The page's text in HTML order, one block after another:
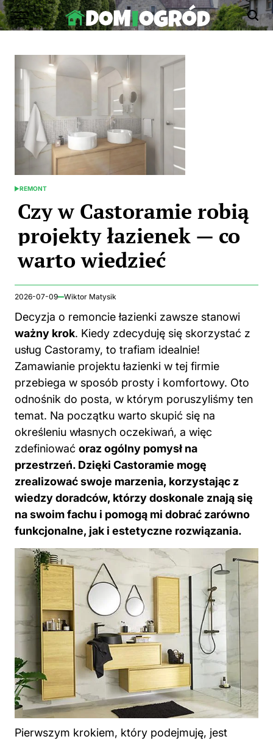
Skip
to
Ogród.edu.pl
POSTED
REMONT
Czy w Castoramie robią
projekty łazienek — co
warto wiedzieć
2026-07-09 Wiktor Matysik
Decyzja o remoncie łazienki zawsze stanowi
ważny krok. Kiedy zdecyduję się skorzystać z
usług Castoramy, to trafiam idealnie!
Zamawianie projektu łazienki w tej firmie
przebiega w sposób prosty i komfortowy. Oto
odnośnik do posta, w którym poruszyliśmy ten
temat. Na początku warto skupić się na
określeniu własnych oczekiwań, a więc
zdefiniować oraz ogólny pomysł na
przestrzeń. Dzięki Castoramie mogę
zrealizować swoje marzenia, korzystając z
wiedzy doradców, którzy doskonale znają się
na swoim fachu i pomogą mi dobrać zarówno
funkcjonalne, jak i estetyczne rozwiązania.
Pierwszym krokiem, który podejmuję, jest